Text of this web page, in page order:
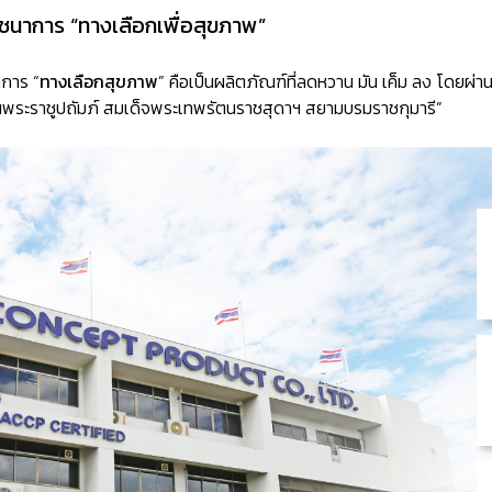
การ “ทางเลือกเพื่อสุขภาพ”
ร “ทางเลือกสุขภาพ” คือเป็นผลิตภัณฑ์ที่ลดหวาน มัน เค็ม ลง โดยผ่
ราชูปถัมภ์ สมเด็จพระเทพรัตนราชสุดาฯ สยามบรมราชกุมารี”